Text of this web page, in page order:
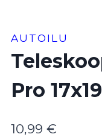
AUTOILU
Pro
10,99 €